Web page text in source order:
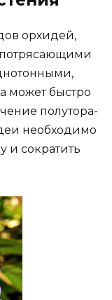
орхидей,
может быстро
полутора-
необходимо
и сократить